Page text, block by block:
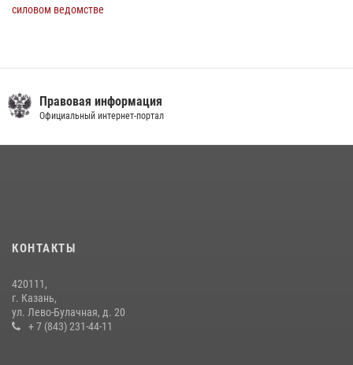
силовом ведомстве
22 июля 2026, 07:41 6
28 июля 2026, 09:38
Росгвардии
15 июля 2026, 08:41
Правовая информация
Официальный интернет-портал
КОНТАКТЫ
420111,
г. Казань,
ул. Лево-Булачная, д. 20
+ 7 (843) 231-44-11